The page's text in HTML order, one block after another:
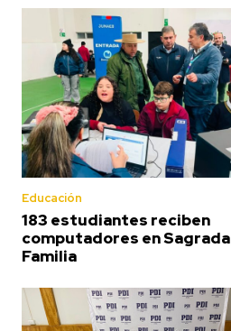
Educación
183 estudiantes reciben
computadores en Sagrada
Familia